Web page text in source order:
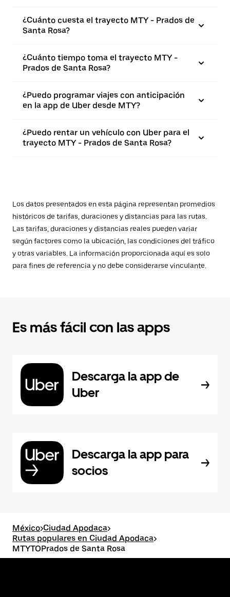
¿Cuánto cuesta el trayecto MTY - Prados de
Santa Rosa?
¿Cuánto tiempo toma el trayecto MTY -
Prados de Santa Rosa?
¿Puedo programar viajes con anticipación
en la app de Uber desde MTY?
¿Puedo rentar un vehículo con Uber para el
trayecto MTY - Prados de Santa Rosa?
Los datos presentados en esta página representan promedios
históricos de tarifas, duraciones y distancias para las rutas.
Las tarifas, duraciones y distancias reales pueden variar
según factores como la ubicación, las condiciones del tráfico
y otras variables. La información proporcionada aquí es solo
para fines de referencia y no debe considerarse vinculante.
Es más fácil con las apps
Descarga la app de
Uber
Descarga la app para
socios
México>Ciudad Apodaca>
Rutas populares en Ciudad Apodaca>
MTYTOPrados de Santa Rosa